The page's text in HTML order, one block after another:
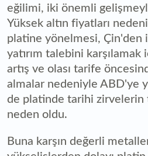
eğilimi, iki önemli
Yüksek altın fiyatları
platine yönelmesi, Çin'den
yatırım talebini
artış ve olası tarife
almalar nedeniyle ABD'ye
de platinde tarihi zirvelerin
neden oldu.
Buna karşın değerli